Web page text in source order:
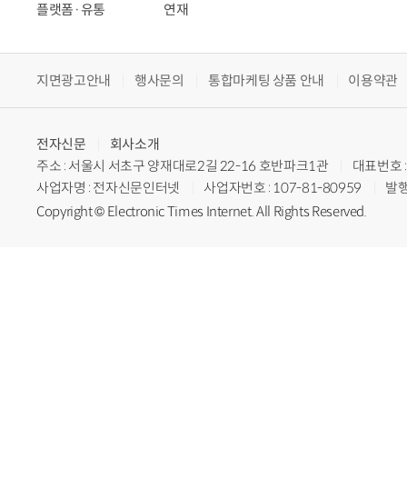
플랫폼·유통
연재
지면광고안내 행사문의 통합마케팅 상품 안내 이용약관
전자신문
회사소개
주소 : 서울시 서초구 양재대로2길 22-16 호반파크1관
대표번
사업자명 : 전자신문인터넷
사업자번호 : 107-81-80959
발
Copyright © Electronic Times Internet. All Rights Reserved.